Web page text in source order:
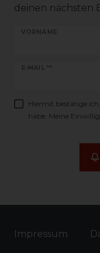
deinen nächsten
VORNAME
E-MAIL **
Newsletter
Hiermit bestätige
habe. Meine
Impressum